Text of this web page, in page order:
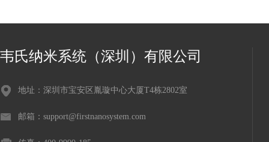
韦氏纳米系统（深圳）有限公司
地址：深圳市宝安区胤璇中心大厦T4栋2802室
邮箱：support@firstnanosystem.com